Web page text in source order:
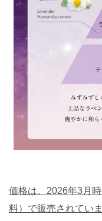
価格は、2026年3月
料）で販売されていま